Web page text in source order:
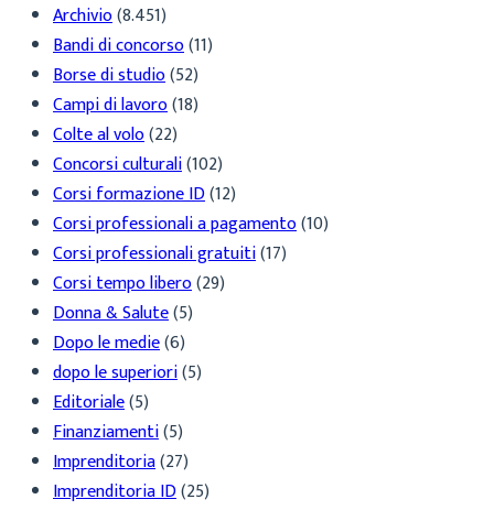
Archivio(8.451)
Bandi di concorso(11)
Borse di studio(52)
Campi di lavoro(18)
Colte al volo(22)
Concorsi culturali(102)
Corsi formazione ID(12)
Corsi professionali a pagamento(10)
Corsi professionali gratuiti(17)
Corsi tempo libero(29)
Donna & Salute(5)
Dopo le medie(6)
dopo le superiori(5)
Editoriale(5)
Finanziamenti(5)
Imprenditoria(27)
Imprenditoria ID(25)